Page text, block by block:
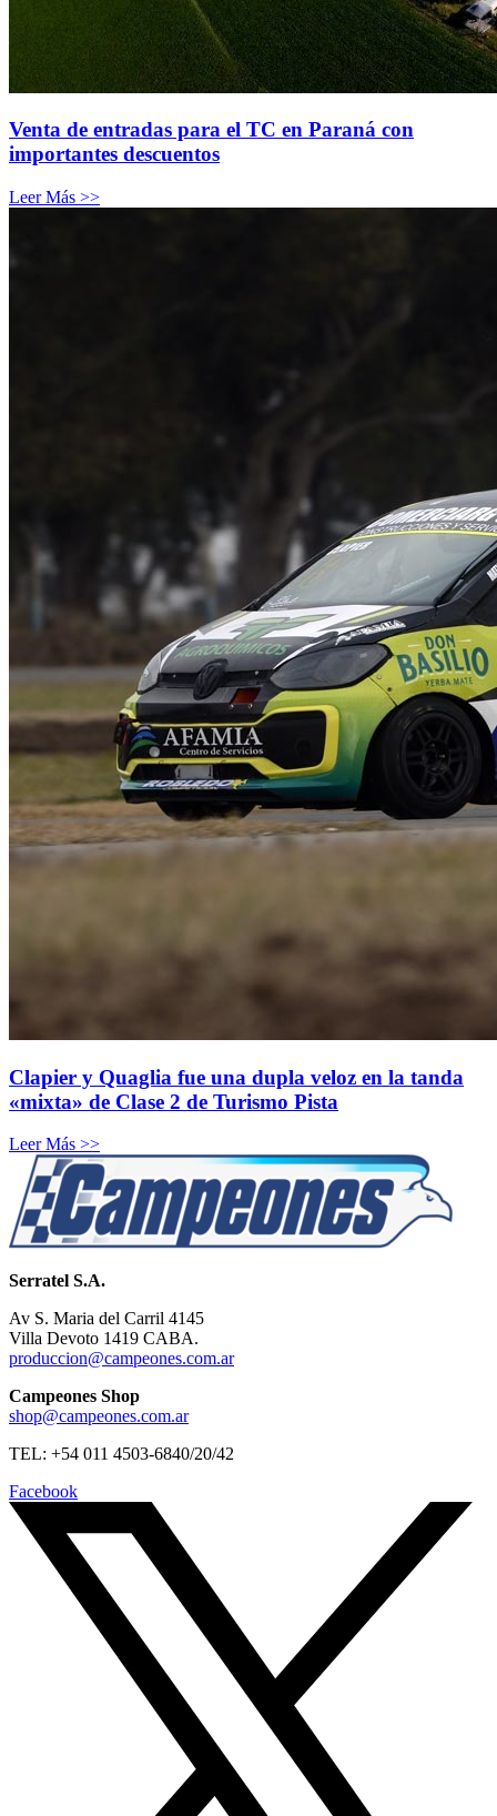
Venta de entradas para el TC en Paraná con
importantes descuentos
Leer Más >>
Clapier y Quaglia fue una dupla veloz en la tanda
«mixta» de Clase 2 de Turismo Pista
Leer Más >>
Serratel S.A.
Av S. Maria del Carril 4145
Villa Devoto 1419 CABA.
produccion@campeones.com.ar
Campeones Shop
shop@campeones.com.ar
TEL: +54 011 4503-6840/20/42
Facebook